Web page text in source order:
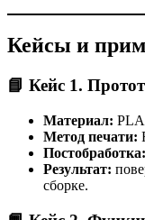
Кейсы и
📘 Кейс 1.
Материал: PLA
Метод печати:
Постобработка:
Результат:
сборке.